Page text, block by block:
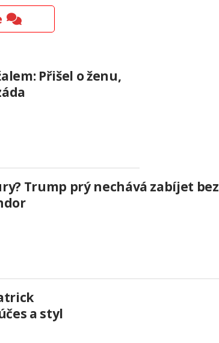
Přišel o ženu,
Trump prý nechává zabíjet bez
a styl